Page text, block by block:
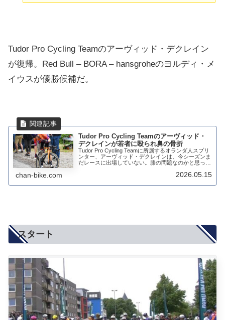
Tudor Pro Cycling Teamのアーヴィッド・デクレイン
が復帰。Red Bull – BORA – hansgroheのヨルディ・メ
イウスが優勝候補だ。
Tudor Pro Cycling Teamのアーヴィッド・
デクレインが若者に殴られ鼻の骨折
Tudor Pro Cycling Teamに所属するオランダ人スプリ
ンター、アーヴィッド・デクレインは、今シーズンま
だレースに出場していない。膝の問題なのかと思って
chan-bike.com 2026.05.15
スタート